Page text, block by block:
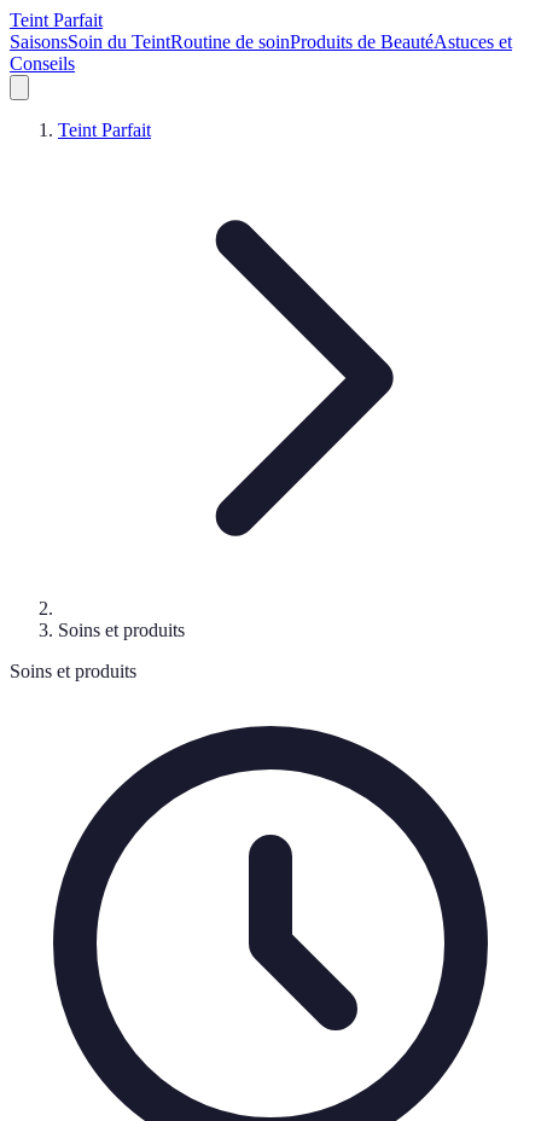
Teint Parfait
SaisonsSoin du TeintRoutine de soinProduits de BeautéAstuces et
Conseils
Teint Parfait
Soins et produits
Soins et produits